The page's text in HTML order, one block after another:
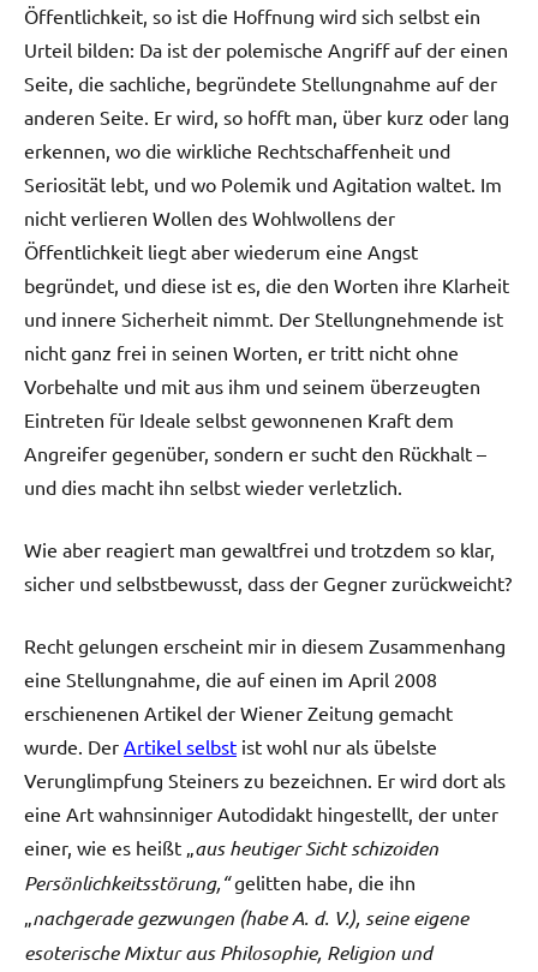
Öffentlichkeit, so ist die Hoffnung wird sich selbst ein
Urteil bilden: Da ist der polemische Angriff auf der einen
Seite, die sachliche, begründete Stellungnahme auf der
anderen Seite. Er wird, so hofft man, über kurz oder lang
erkennen, wo die wirkliche Rechtschaffenheit und
Seriosität lebt, und wo Polemik und Agitation waltet. Im
nicht verlieren Wollen des Wohlwollens der
Öffentlichkeit liegt aber wiederum eine Angst
begründet, und diese ist es, die den Worten ihre Klarheit
und innere Sicherheit nimmt. Der Stellungnehmende ist
nicht ganz frei in seinen Worten, er tritt nicht ohne
Vorbehalte und mit aus ihm und seinem überzeugten
Eintreten für Ideale selbst gewonnenen Kraft dem
Angreifer gegenüber, sondern er sucht den Rückhalt –
und dies macht ihn selbst wieder verletzlich.
Wie aber reagiert man gewaltfrei und trotzdem so klar,
sicher und selbstbewusst, dass der Gegner zurückweicht?
Recht gelungen erscheint mir in diesem Zusammenhang
eine Stellungnahme, die auf einen im April 2008
erschienenen Artikel der Wiener Zeitung gemacht
wurde. Der Artikel selbst ist wohl nur als übelste
Verunglimpfung Steiners zu bezeichnen. Er wird dort als
eine Art wahnsinniger Autodidakt hingestellt, der unter
einer, wie es heißt „ aus heutiger Sicht schizoiden
Persönlichkeitsstörung,“gelitten habe, die ihn
nachgerade gezwungen (habe A. d. V.), seine eigene
esoterische Mixtur aus Philosophie, Religion und